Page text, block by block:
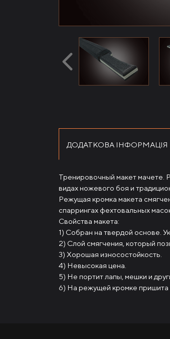
ДОДАТКОВА ІНФОРМАЦІЯ
Тренировочный макет мачете.
видах ножевого боя и
Режущая кромка макета
спаррингах фехтовальных
Свойства макета:
1) Собран на твердой основе.
2) Слой смягчения, который
3) Хорошая износостойкость.
4) Невысокая цена.
5) Не портит лапы, мешки и
6) На режущей кромке пришита